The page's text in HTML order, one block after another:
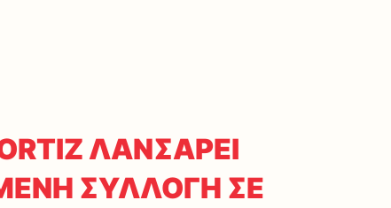
ΛΑΝΣΑΡΕΙ
ΣΥΛΛΟΓΗ ΣΕ